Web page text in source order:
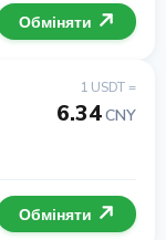
Обміняти
1 USDT =
6.34CNY
Обміняти